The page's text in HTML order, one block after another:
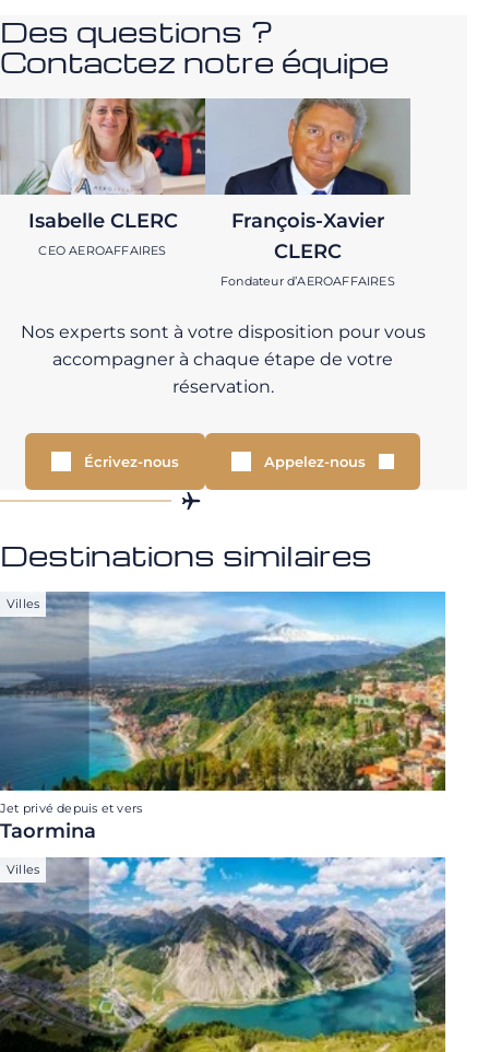
Des questions ?
Contactez notre équipe
Isabelle CLERC
CEO AEROAFFAIRES
François-Xavier
CLERC
Fondateur d’AEROAFFAIRES
Nos experts sont à votre disposition pour vous
accompagner à chaque étape de votre
réservation.
Écrivez-nous Appelez-nous
Destinations similaires
Villes
Jet privé depuis et vers
Taormina
Villes